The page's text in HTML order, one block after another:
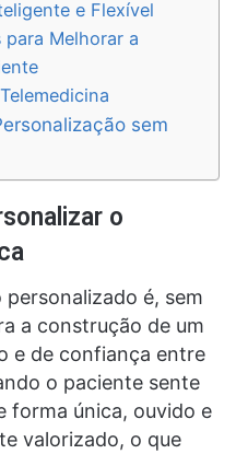
e Flexível
para Melhorar a
sem
o
é, sem
a construção de um
e de confiança entre
o paciente sente
forma única, ouvido e
valorizado, o que